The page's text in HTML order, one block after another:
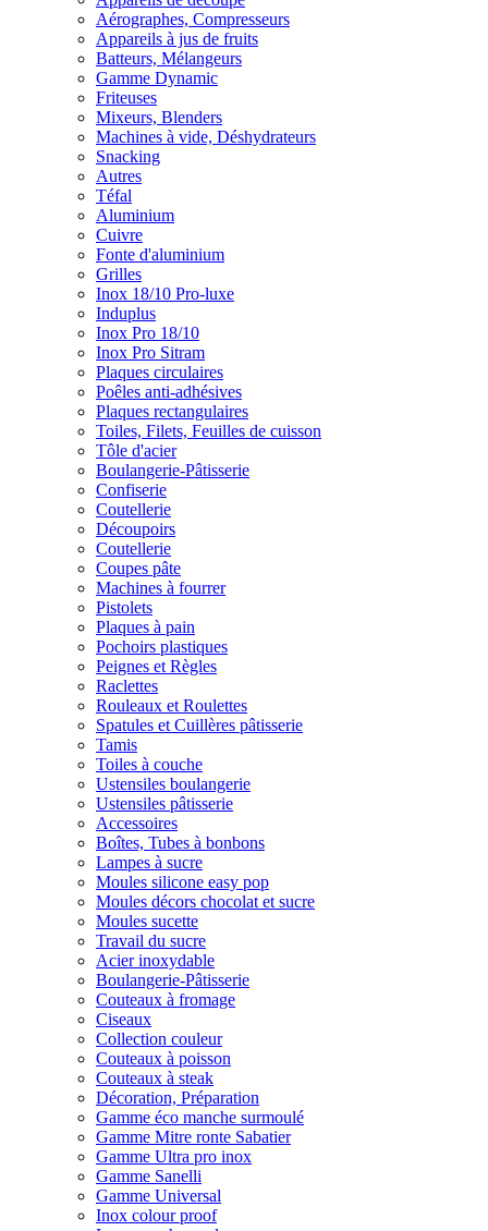
Aérographes, Compresseurs
Appareils à jus de fruits
Batteurs, Mélangeurs
Gamme Dynamic
Friteuses
Mixeurs, Blenders
Machines à vide, Déshydrateurs
Snacking
Autres
Téfal
Aluminium
Cuivre
Fonte d'aluminium
Grilles
Inox 18/10 Pro-luxe
Induplus
Inox Pro 18/10
Inox Pro Sitram
Plaques circulaires
Poêles anti-adhésives
Plaques rectangulaires
Toiles, Filets, Feuilles de cuisson
Tôle d'acier
Boulangerie-Pâtisserie
Confiserie
Coutellerie
Découpoirs
Coutellerie
Coupes pâte
Machines à fourrer
Pistolets
Plaques à pain
Pochoirs plastiques
Peignes et Règles
Raclettes
Rouleaux et Roulettes
Spatules et Cuillères pâtisserie
Tamis
Toiles à couche
Ustensiles boulangerie
Ustensiles pâtisserie
Accessoires
Boîtes, Tubes à bonbons
Lampes à sucre
Moules silicone easy pop
Moules décors chocolat et sucre
Moules sucette
Travail du sucre
Acier inoxydable
Boulangerie-Pâtisserie
Couteaux à fromage
Ciseaux
Collection couleur
Couteaux à poisson
Couteaux à steak
Décoration, Préparation
Gamme éco manche surmoulé
Gamme Mitre ronte Sabatier
Gamme Ultra pro inox
Gamme Sanelli
Gamme Universal
Inox colour proof